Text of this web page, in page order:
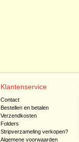
Klantenservice
Contact
Bestellen en betalen
Verzendkosten
Folders
Stripverzameling verkopen?
Algemene voorwaarden